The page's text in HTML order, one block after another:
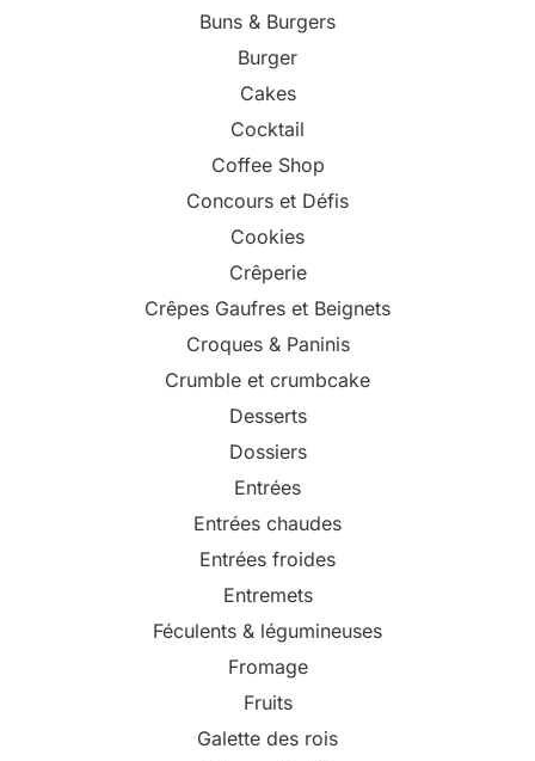
Buns & Burgers
Burger
Cakes
Cocktail
Coffee Shop
Concours et Défis
Cookies
Crêperie
Crêpes Gaufres et Beignets
Croques & Paninis
Crumble et crumbcake
Desserts
Dossiers
Entrées
Entrées chaudes
Entrées froides
Entremets
Féculents & légumineuses
Fromage
Fruits
Galette des rois